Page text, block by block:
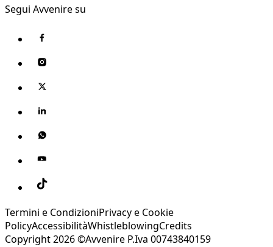
Segui Avvenire su
Termini e CondizioniPrivacy e Cookie
PolicyAccessibilitàWhistleblowingCredits
Copyright 2026 ©Avvenire P.Iva 00743840159